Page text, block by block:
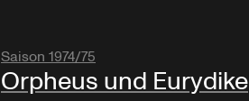
Saison 1974/75
Orpheus und Eurydike